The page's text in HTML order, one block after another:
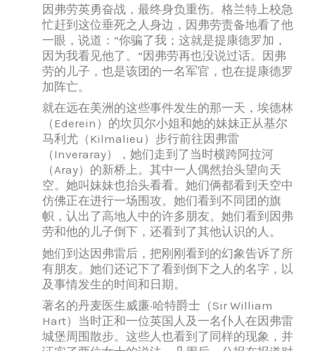
因弗劳英勇奋战，最终身负重伤。格兰特上校急
忙赶到这位垂死之人身边，因弗劳责备地看了他
一眼，说道：“你骗了我；这就是提康德罗加，
因为我看见他了。”因弗劳再也没说过话。因弗
劳的儿子，也是该团的一名军官，也在提康德罗
加阵亡。
就在远在美洲的这些事件发生的那一天，埃德林
（Ederein）的坎贝尔小姐和她的妹妹正从基尔
马利尤（Kilmalieu）步行前往因弗雷
（Inveraray），她们走到了当时横跨阿拉河
（Aray）的新桥上。其中一人偶然抬头望向天
空。她叫妹妹也抬头看看。她们俩都看到天空中
仿佛正在进行一场围攻。她们看到不同团的旗
帜，认出了高地人中的许多朋友。她们看到因弗
劳和他的儿子倒下，还看到了其他认识的人。
她们到达因弗雷后，把刚刚看到的幻象告诉了所
有朋友。她们还记下了看到倒下之人的名字，以
及事情发生的时间和日期。
著名的丹麦医生威廉·哈特爵士（Sir William
Hart）当时正和一位英国人及一名仆人在因弗雷
城堡周围散步。这些人也看到了同样的现象，并